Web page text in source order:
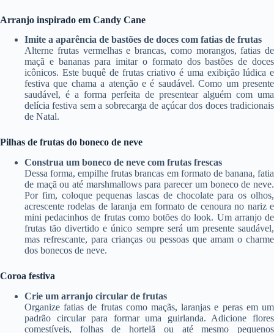
Arranjo inspirado em Candy Cane
Imite a aparência de bastões de doces com fatias de frutas
Alterne frutas vermelhas e brancas, como morangos, fatias de
maçã e bananas para imitar o formato dos bastões de doces
icônicos. Este buquê de frutas criativo é uma exibição lúdica e
festiva que chama a atenção e é saudável. Como um presente
saudável, é a forma perfeita de presentear alguém com uma
delícia festiva sem a sobrecarga de açúcar dos doces tradicionais
de Natal.
Pilhas de frutas do boneco de neve
Construa um boneco de neve com frutas frescas
Dessa forma, empilhe frutas brancas em formato de banana, fatia
de maçã ou até marshmallows para parecer um boneco de neve.
Por fim, coloque pequenas lascas de chocolate para os olhos,
acrescente rodelas de laranja em formato de cenoura no nariz e
mini pedacinhos de frutas como botões do look. Um arranjo de
frutas tão divertido e único sempre será um presente saudável,
mas refrescante, para crianças ou pessoas que amam o charme
dos bonecos de neve.
Coroa festiva
Crie um arranjo circular de frutas
Organize fatias de frutas como maçãs, laranjas e peras em um
padrão circular para formar uma guirlanda. Adicione flores
comestíveis, folhas de hortelã ou até mesmo pequenos